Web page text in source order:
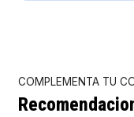
COMPLEMENTA TU